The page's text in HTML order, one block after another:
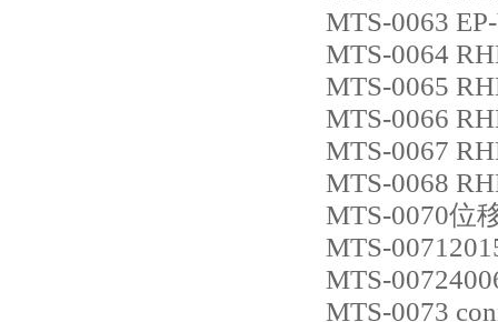
MTS-0063
MTS-0064
MTS-0065
MTS-0066
MTS-0067
MTS-0068
MTS-0070位
MTS-
MTS-
MTS-0073